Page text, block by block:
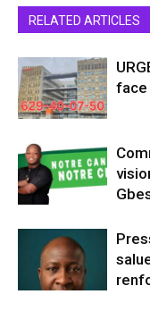
RELATED ARTICLES
face